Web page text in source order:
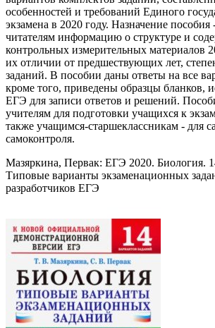
особенностей и требований Единого
экзамена в 2020 году. Назначение пособия
читателям информацию о структуре и
контрольных измерительных материалов
их отличии от предшествующих лет,
заданий. В пособии даны ответы на все
кроме того, приведены образцы бланков,
ЕГЭ для записи ответов и решений.
учителям для подготовки учащихся к
также учащимся-старшеклассникам - для
самоконтроля.
Мазяркина, Первак: ЕГЭ 2020. Биология.
Типовые варианты экзаменационных
разработчиков ЕГЭ